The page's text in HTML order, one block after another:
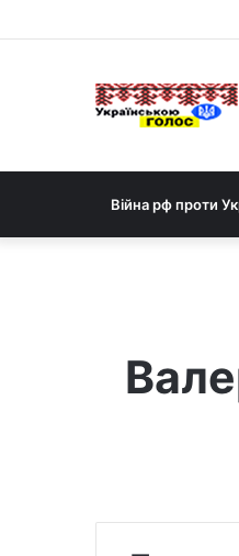
Війна рф проти